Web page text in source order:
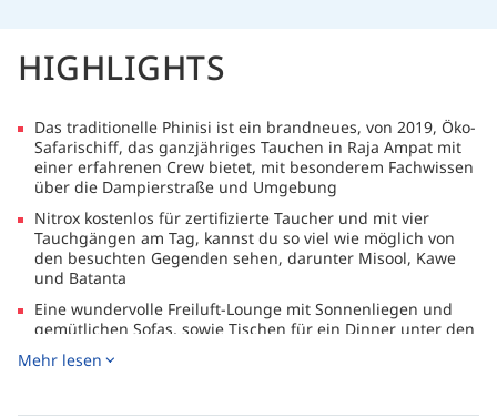
HIGHLIGHTS
Das traditionelle Phinisi ist ein brandneues, von 2019, Öko-
Safarischiff, das ganzjähriges Tauchen in Raja Ampat mit
einer erfahrenen Crew bietet, mit besonderem Fachwissen
über die Dampierstraße und Umgebung
Nitrox kostenlos für zertifizierte Taucher und mit vier
Tauchgängen am Tag, kannst du so viel wie möglich von
den besuchten Gegenden sehen, darunter Misool, Kawe
und Batanta
Eine wundervolle Freiluft-Lounge mit Sonnenliegen und
gemütlichen Sofas, sowie Tischen für ein Dinner unter den
großen Panoramafenstern
Mehr lesen